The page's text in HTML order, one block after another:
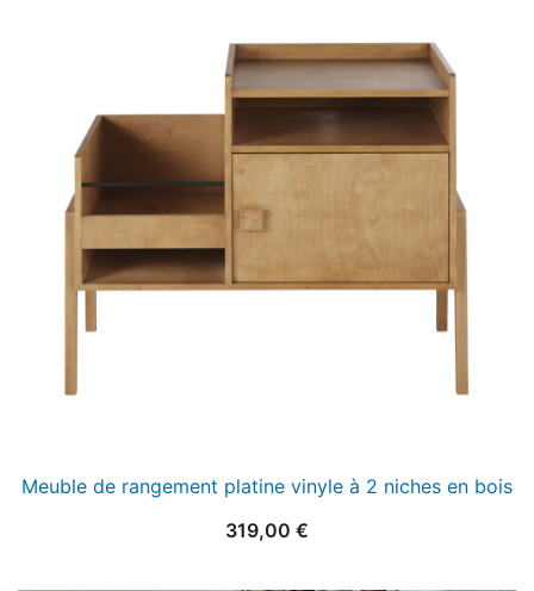
Meuble de rangement platine vinyle à 2 niches en bois
319,00 €